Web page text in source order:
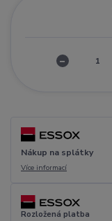
Nákup na splátky
Více informací
Rozložená platba